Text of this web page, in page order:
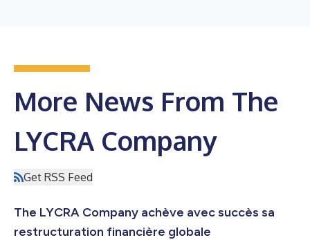
More News From The
LYCRA Company
Get RSS Feed
The LYCRA Company achève avec succès sa
restructuration financière globale